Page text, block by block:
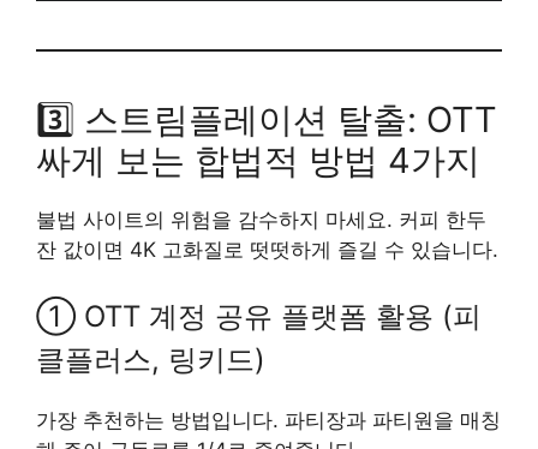
3️⃣ 스트림플레이션 탈출: OTT
싸게 보는 합법적 방법 4가지
불법 사이트의 위험을 감수하지 마세요. 커피 한두
잔 값이면 4K 고화질로 떳떳하게 즐길 수 있습니다.
① OTT 계정 공유 플랫폼 활용 (피
클플러스, 링키드)
가장 추천하는 방법입니다. 파티장과 파티원을 매칭